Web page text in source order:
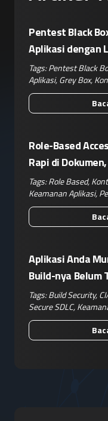
Pentest Black
Aplikasi dengan
Kompleks
Tags:Pentest Black
Aplikasi,Grey Box,
Role-Based
Rapi di
Operasional
Tags:Role Based,
Keamanan Aplikasi,
Aplikasi Anda
Build-nya Belum
Tags:Build Security,
Secure SDLC,